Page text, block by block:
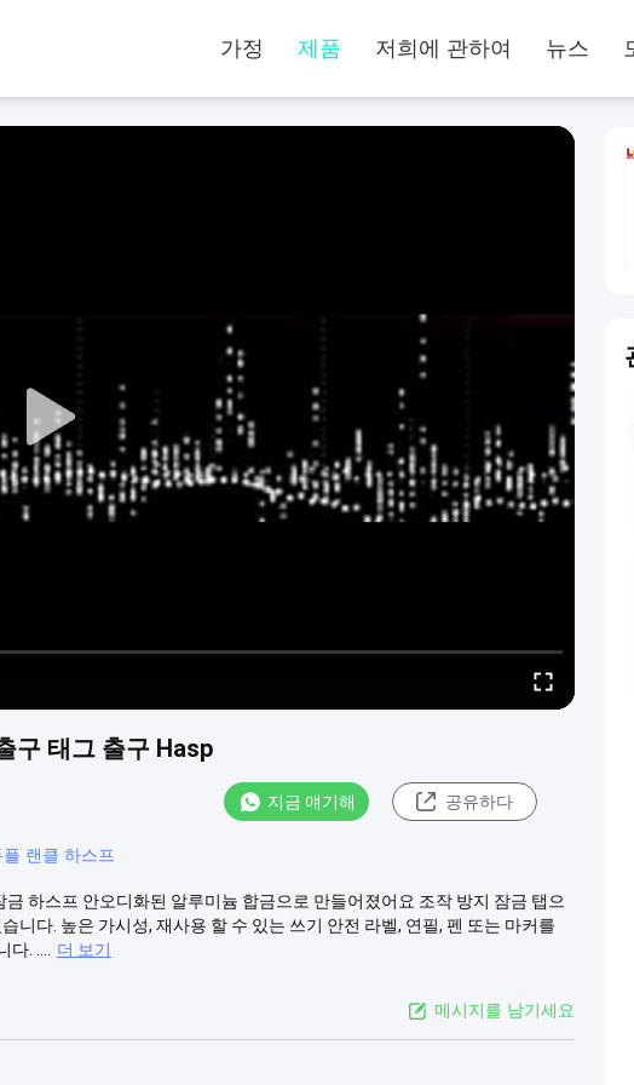
가정 제품 저희에 관하여 뉴스
구 태그 출구 Hasp
지금 얘기해 공유하다
플 랜클 하스프
하스프 안오디화된 알루미늄 합금으로 만들어졌어요 조작 방지 잠금 탭으
니다. 높은 가시성, 재사용 할 수 있는 쓰기 안전 라벨, 연필, 펜 또는 마커를
. ....
더 보기
메시지를 남기세요